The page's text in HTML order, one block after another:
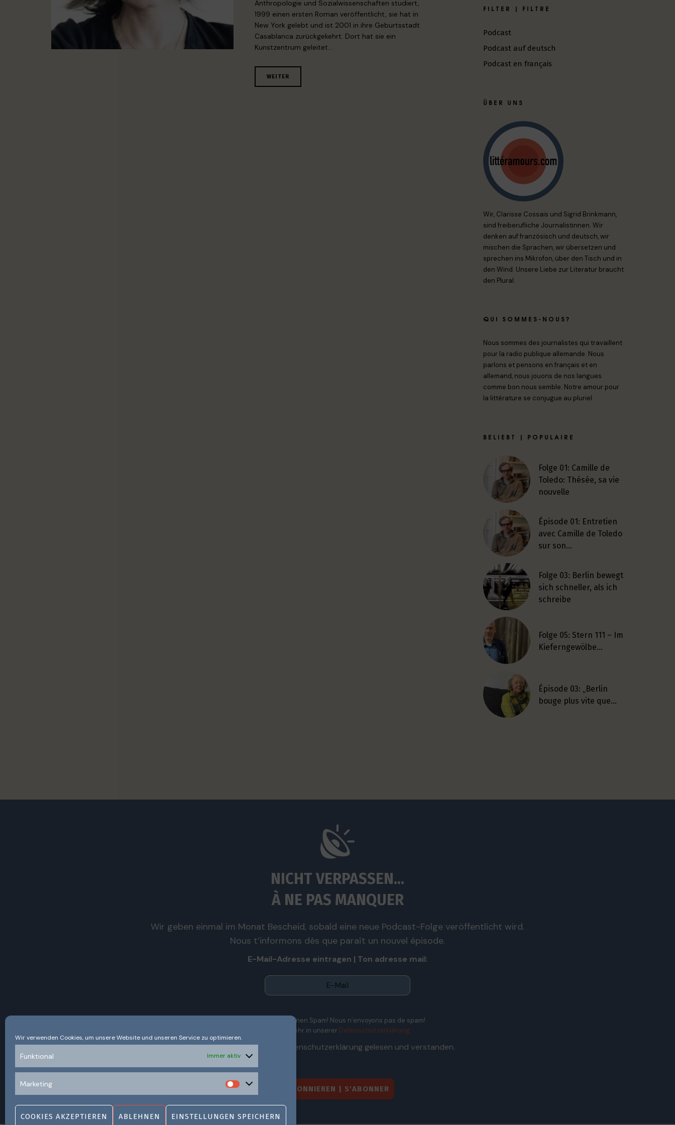
Wir verwenden Cookies, um unsere Website und unseren Service zu optimieren.
Funktional Immer aktiv
Marketing
COOKIES AKZEPTIEREN ABLEHNEN EINSTELLUNGEN SPEICHERN
Anthropologie und Sozialwissenschaften studiert,
1999 einen ersten Roman veröffentlicht, sie hat in
New York gelebt und ist 2001 in ihre Geburtsstadt
Casablanca zurückgekehrt. Dort hat sie ein
Kunstzentrum geleitet…
WEITER
FILTER | FILTRE
Podcast
Podcast auf deutsch
Podcast en français
ÜBER UNS
Wir, Clarisse Cossais und Sigrid Brinkmann,
sind freiberufliche Journalistinnen. Wir
denken auf französisch und deutsch, wir
mischen die Sprachen, wir übersetzen und
sprechen ins Mikrofon, über den Tisch und in
den Wind. Unsere Liebe zur Literatur braucht
den Plural.
QUI SOMMES-NOUS?
Nous sommes des journalistes qui travaillent
pour la radio publique allemande. Nous
parlons et pensons en français et en
allemand, nous jouons de nos langues
comme bon nous semble. Notre amour pour
la littérature se conjugue au pluriel.
BELIEBT | POPULAIRE
Folge 01: Camille de
Toledo: Thésée, sa vie
nouvelle
Épisode 01: Entretien
avec Camille de Toledo
sur son…
Folge 03: Berlin bewegt
sich schneller, als ich
schreibe
Folge 05: Stern 111 – Im
Kieferngewölbe…
Épisode 03: „Berlin
bouge plus vite que…
NICHT VERPASSEN...
À NE PAS MANQUER
Wir geben einmal im Monat Bescheid, sobald eine neue Podcast-Folge veröffentlicht wird.
Nous t’informons dès que paraît un nouvel épisode.
E-Mail-Adresse eintragen | Ton adresse mail:
Wir senden keinen Spam! Nous n’envoyons pas de spam!
Erfahre mehr in unserer Datenschutzerklärung.
Ich habe die Datenschutzerklärung gelesen und verstanden.